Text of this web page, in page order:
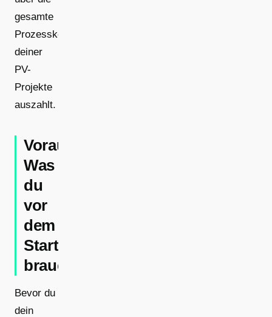
gesamte
Prozesskette
deiner
PV-
Projekte
auszahlt.
Voraussetzungen:
Was
du
vor
dem
Start
brauchst
Bevor du
dein